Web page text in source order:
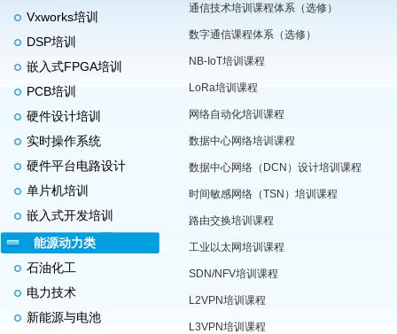
Vxworks培训
DSP培训
嵌入式FPGA培训
PCB培训
硬件设计培训
实时操作系统
硬件平台电路设计
单片机培训
嵌入式开发培训
能源动力类
石油化工
电力技术
新能源与电池
通信技术培训课程体系（选修）
数字通信课程体系（选修）
NB-IoT培训课程
LoRa培训课程
网络自动化培训课程
数据中心网络培训课程
数据中心网络（DCN）设计培训课程
时间敏感网络（TSN）培训课程
路由交换培训课程
工业以太网培训课程
SDN/NFV培训课程
L2VPN培训课程
L3VPN培训课程